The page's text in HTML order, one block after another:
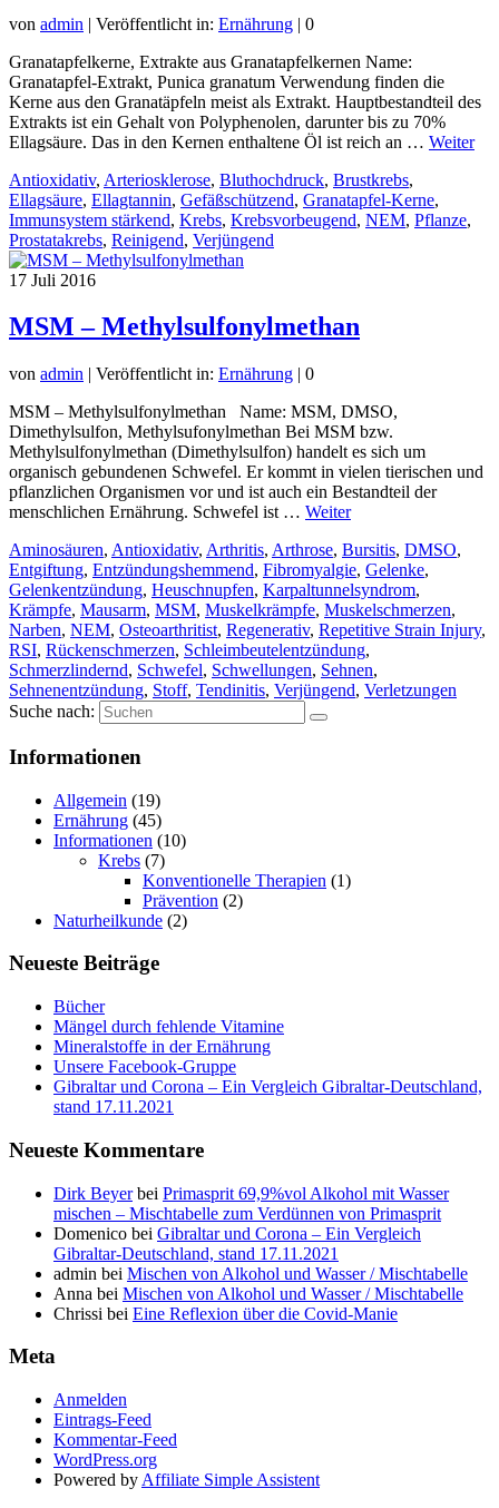
von admin | Veröffentlicht in: Ernährung | 0
Granatapfelkerne, Extrakte aus Granatapfelkernen Name:
Granatapfel-Extrakt, Punica granatum Verwendung finden die
Kerne aus den Granatäpfeln meist als Extrakt. Hauptbestandteil des
Extrakts ist ein Gehalt von Polyphenolen, darunter bis zu 70%
Ellagsäure. Das in den Kernen enthaltene Öl ist reich an … Weiter
Antioxidativ, Arteriosklerose, Bluthochdruck, Brustkrebs,
Ellagsäure, Ellagtannin, Gefäßschützend, Granatapfel-Kerne,
Immunsystem stärkend, Krebs, Krebsvorbeugend, NEM, Pflanze,
Prostatakrebs, Reinigend, Verjüngend
17 Juli 2016
MSM – Methylsulfonylmethan
von admin | Veröffentlicht in: Ernährung | 0
MSM – Methylsulfonylmethan Name: MSM, DMSO,
Dimethylsulfon, Methylsufonylmethan Bei MSM bzw.
Methylsulfonylmethan (Dimethylsulfon) handelt es sich um
organisch gebundenen Schwefel. Er kommt in vielen tierischen und
pflanzlichen Organismen vor und ist auch ein Bestandteil der
menschlichen Ernährung. Schwefel ist … Weiter
Aminosäuren, Antioxidativ, Arthritis, Arthrose, Bursitis, DMSO,
Entgiftung, Entzündungshemmend, Fibromyalgie, Gelenke,
Gelenkentzündung, Heuschnupfen, Karpaltunnelsyndrom,
Krämpfe, Mausarm, MSM, Muskelkrämpfe, Muskelschmerzen,
Narben, NEM, Osteoarthritist, Regenerativ, Repetitive Strain Injury,
RSI, Rückenschmerzen, Schleimbeutelentzündung,
Schmerzlindernd, Schwefel, Schwellungen, Sehnen,
Sehnenentzündung, Stoff, Tendinitis, Verjüngend, Verletzungen
Suche nach:
Informationen
Allgemein (19)
Ernährung (45)
Informationen (10)
Krebs (7)
Konventionelle Therapien (1)
Prävention (2)
Naturheilkunde (2)
Neueste Beiträge
Bücher
Mängel durch fehlende Vitamine
Mineralstoffe in der Ernährung
Unsere Facebook-Gruppe
Gibraltar und Corona – Ein Vergleich Gibraltar-Deutschland,
stand 17.11.2021
Neueste Kommentare
Dirk Beyerbei Primasprit 69,9%vol Alkohol mit Wasser
mischen – Mischtabelle zum Verdünnen von Primasprit
Domenico bei Gibraltar und Corona – Ein Vergleich
Gibraltar-Deutschland, stand 17.11.2021
admin bei Mischen von Alkohol und Wasser / Mischtabelle
Anna bei Mischen von Alkohol und Wasser / Mischtabelle
Chrissi bei Eine Reflexion über die Covid-Manie
Meta
Anmelden
Eintrags-Feed
Kommentar-Feed
WordPress.org
Powered by Affiliate Simple Assistent